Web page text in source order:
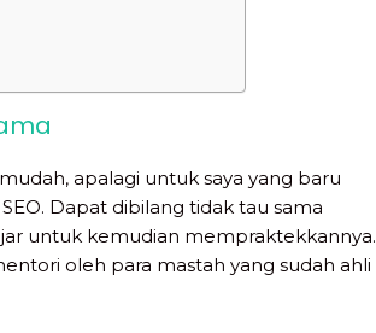
apalagi untuk saya yang baru
Dapat dibilang tidak tau sama
untuk kemudian mempraktekkannya.
oleh para mastah yang sudah ahli